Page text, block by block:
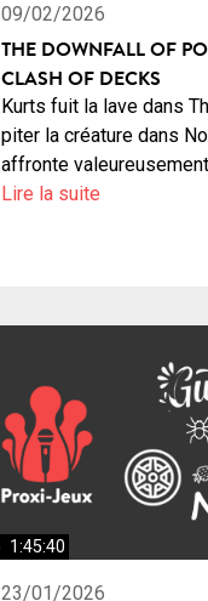
09/02/2026
THE DOWNFALL OF
CLASH OF DECKS
Kurts fuit la lave dans
piter la créature dans
affronte
Lire la suite
1:45:40
23/01/2026